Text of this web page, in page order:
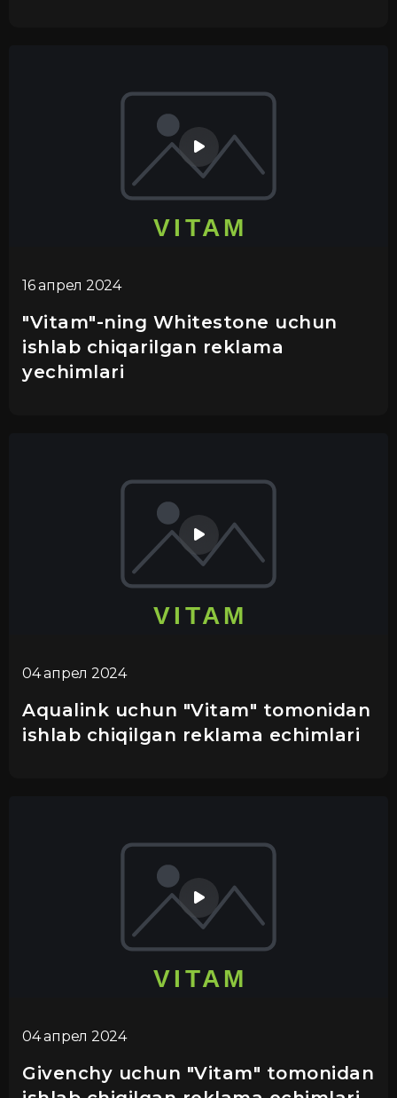
16 апрел 2024
"Vitam"-ning Whitestone uchun
ishlab chiqarilgan reklama
yechimlari
04 апрел 2024
Aqualink uchun "Vitam" tomonidan
ishlab chiqilgan reklama echimlari
04 апрел 2024
Givenchy uchun "Vitam" tomonidan